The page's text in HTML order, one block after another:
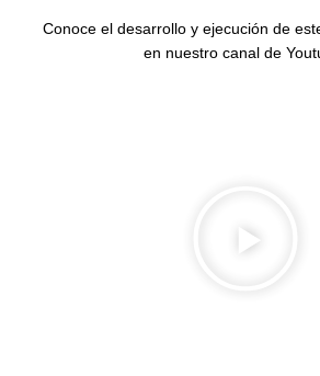
Conoce el desarrollo y ejecución de
en nuestro canal de